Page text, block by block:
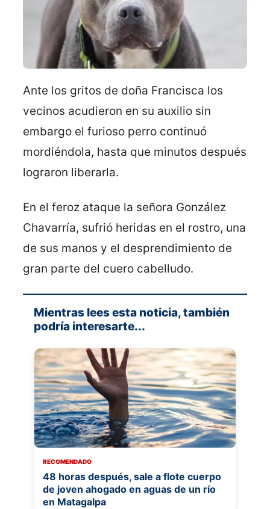
Ante los gritos de doña Francisca los
vecinos acudieron en su auxilio sin
embargo el furioso perro continuó
mordiéndola, hasta que minutos después
lograron liberarla.
En el feroz ataque la señora González
Chavarría, sufrió heridas en el rostro, una
de sus manos y el desprendimiento de
gran parte del cuero cabelludo.
Mientras lees esta noticia, también
podría interesarte...
RECOMENDADO
48 horas después, sale a flote cuerpo
de joven ahogado en aguas de un río
en Matagalpa